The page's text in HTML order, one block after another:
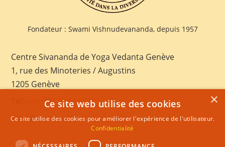
Fondateur : Swami Vishnudevananda, depuis 1957
Centre Sivananda de Yoga Vedanta Genève
1, rue des Minoteries / Augustins
1205 Genève
+41 022 328 03 28
E-mail:geneva@sivananda.net
×
Ce site web utilise des cookies
Ce site utilise des cookies pour améliorer l'expérience de l'utilisateur.
Confidentialité